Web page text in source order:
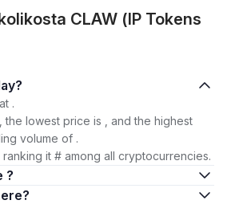
CLAW (IP Tokens
is today?
.
the lowest price is , and the highest
volume of .
it # among all cryptocurrencies.
?
there?